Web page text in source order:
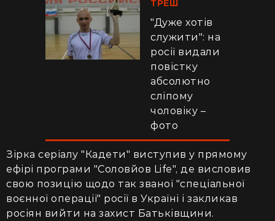
ТРЕШ
"Дуже хотів
служити": на
росії видали
повістку
абсолютно
сліпому
чоловіку –
фото
Зірка серіалу "Кадети" виступив у прямому
ефірі програми "Соловйов Life", де висловив
свою позицію щодо так званої "спеціальної
воєнної операції" росії в Україні і закликав
росіян вийти на захист Батьківщини.